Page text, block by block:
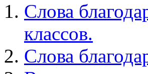
Слова
классов.
Слова